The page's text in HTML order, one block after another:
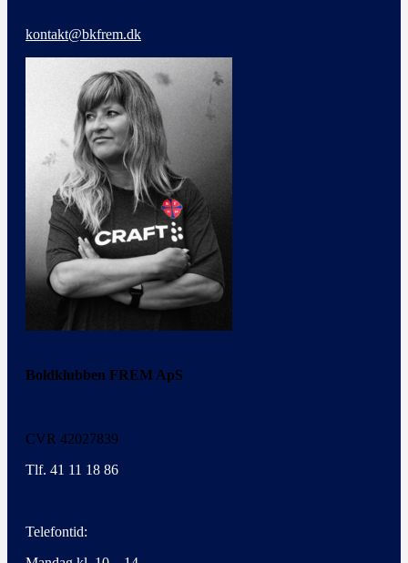
kontakt@bkfrem.dk
Boldklubben FREM ApS
CVR 42027839
Tlf. 41 11 18 86
Telefontid: